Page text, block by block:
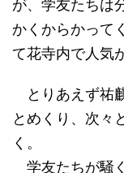
が、学友たちは
かくからかって
て花寺内で人気
とりあえず祐
とめくり、次々
く。
学友たちが騒